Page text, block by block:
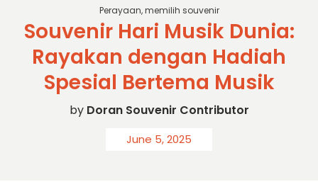
Perayaan,memilih souvenir
Souvenir Hari Musik Dunia:
Rayakan dengan Hadiah
Spesial Bertema Musik
by Doran Souvenir Contributor
June 5, 2025